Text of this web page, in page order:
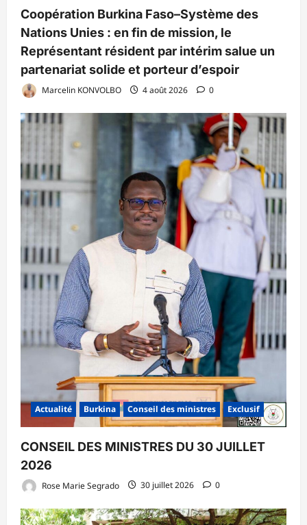
Coopération Burkina Faso–Système des
Nations Unies : en fin de mission, le
Représentant résident par intérim salue un
partenariat solide et porteur d’espoir
Marcelin KONVOLBO 4 août 2026 0
Actualité Burkina Conseil des ministres Exclusif
CONSEIL DES MINISTRES DU 30 JUILLET
2026
Rose Marie Segrado 30 juillet 2026 0